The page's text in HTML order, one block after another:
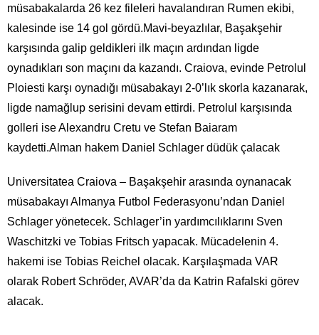
müsabakalarda 26 kez fileleri havalandıran Rumen ekibi,
kalesinde ise 14 gol gördü.Mavi-beyazlılar, Başakşehir
karşısında galip geldikleri ilk maçın ardından ligde
oynadıkları son maçını da kazandı. Craiova, evinde Petrolul
Ploiesti karşı oynadığı müsabakayı 2-0’lık skorla kazanarak,
ligde namağlup serisini devam ettirdi. Petrolul karşısında
golleri ise Alexandru Cretu ve Stefan Baiaram
kaydetti.Alman hakem Daniel Schlager düdük çalacak
Universitatea Craiova – Başakşehir arasında oynanacak
müsabakayı Almanya Futbol Federasyonu’ndan Daniel
Schlager yönetecek. Schlager’in yardımcılıklarını Sven
Waschitzki ve Tobias Fritsch yapacak. Mücadelenin 4.
hakemi ise Tobias Reichel olacak. Karşılaşmada VAR
olarak Robert Schröder, AVAR’da da Katrin Rafalski görev
alacak.